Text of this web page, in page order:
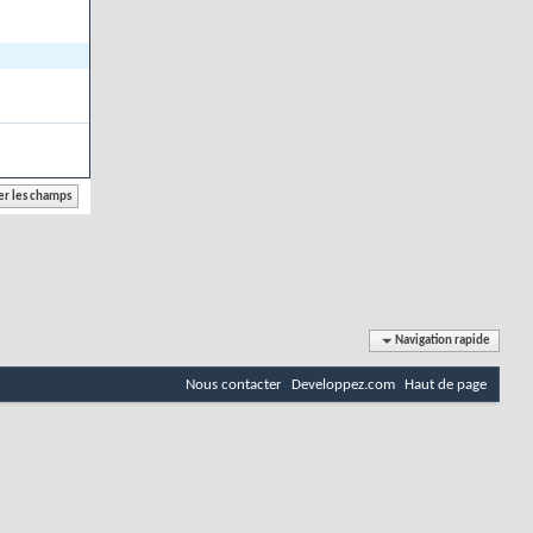
Navigation rapide
Nous contacter Developpez.com Haut de page